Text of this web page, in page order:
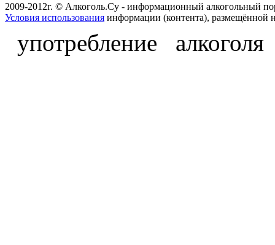
2009-2012г. © Алкоголь.Су - информационный алкогольный
Условия использования информации (контента), размещённой
употребление